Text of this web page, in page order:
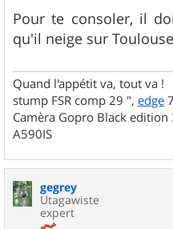
s
s
a
Pour te consoler, il
qu'il neige sur
Quand l'appétit va, tout va !
stump FSR comp 29 ", edge
Camèra Gopro Black
A590IS
gegrey
Utagawiste
expert